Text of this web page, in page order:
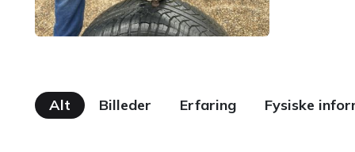
Alt Billeder Erfaring Fysiske